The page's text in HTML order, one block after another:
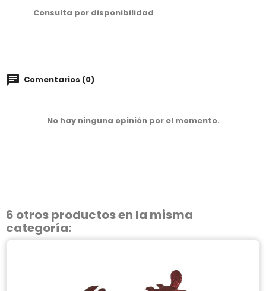
Consulta por disponibilidad
Comentarios (0)
No hay ninguna opinión por el momento.
6 otros productos en la misma
categoría: